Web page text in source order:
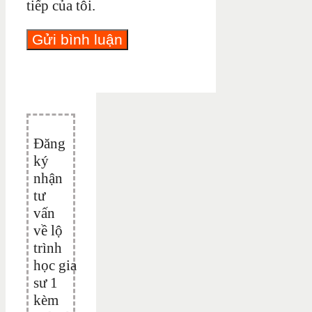
tiếp của tôi.
Đăng
ký
nhận
tư
vấn
về lộ
trình
học gia
sư 1
kèm